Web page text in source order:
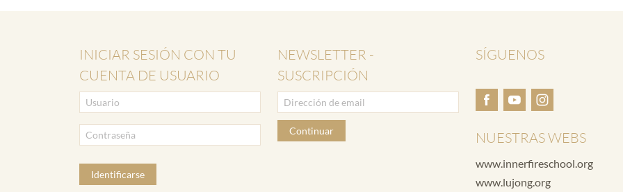
INICIAR SESIÓN CON TU
CUENTA DE USUARIO
Identificarse
NEWSLETTER -
SUSCRIPCIÓN
Continuar
SÍGUENOS
NUESTRAS WEBS
www.innerfireschool.org
www.lujong.org